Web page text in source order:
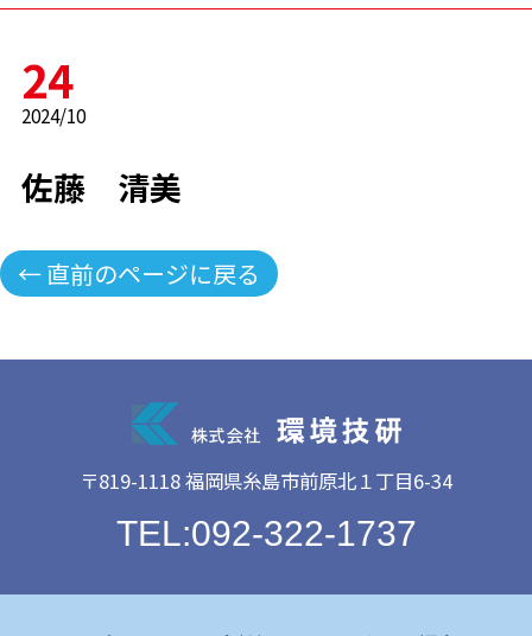
24
2024/10
佐藤 清美
← 直前のページに戻る
〒819-1118 福岡県糸島市前原北１丁目6-34
TEL:092-322-1737